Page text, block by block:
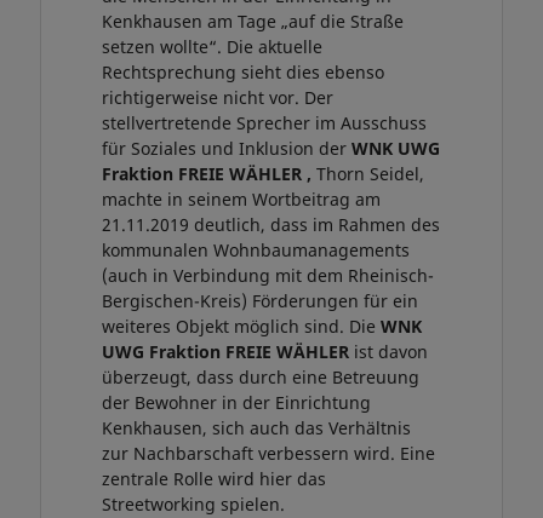
Kenkhausen am Tage „auf die Straße
setzen wollte“. Die aktuelle
Rechtsprechung sieht dies ebenso
richtigerweise nicht vor. Der
stellvertretende Sprecher im Ausschuss
für Soziales und Inklusion der WNK UWG
Fraktion FREIE WÄHLER , Thorn Seidel,
machte in seinem Wortbeitrag am
21.11.2019 deutlich, dass im Rahmen des
kommunalen Wohnbaumanagements
(auch in Verbindung mit dem Rheinisch-
Bergischen-Kreis) Förderungen für ein
weiteres Objekt möglich sind. Die WNK
UWG Fraktion FREIE WÄHLER ist davon
überzeugt, dass durch eine Betreuung
der Bewohner in der Einrichtung
Kenkhausen, sich auch das Verhältnis
zur Nachbarschaft verbessern wird. Eine
zentrale Rolle wird hier das
Streetworking spielen.